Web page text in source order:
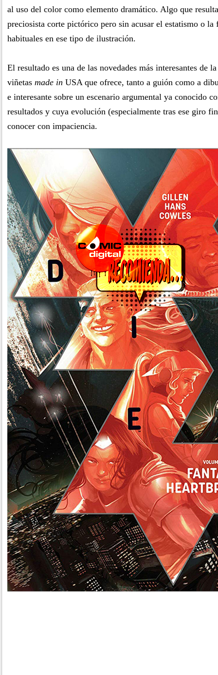
al uso del color como elemento dramático. Algo que
preciosista corte pictórico pero sin acusar el estatismo o la
habituales en ese tipo de ilustración.
El resultado es una de las novedades más interesantes de
viñetas made in USA que ofrece, tanto a guión como a
e interesante sobre un escenario argumental ya conocido
resultados y cuya evolución (especialmente tras ese giro
conocer con impaciencia.